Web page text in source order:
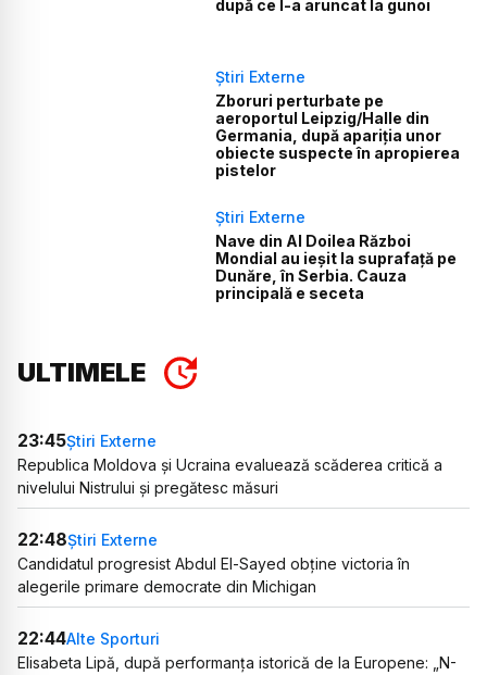
după ce l-a aruncat la gunoi
Știri Externe
Zboruri perturbate pe
aeroportul Leipzig/Halle din
Germania, după apariția unor
obiecte suspecte în apropierea
pistelor
Știri Externe
Nave din Al Doilea Război
Mondial au ieșit la suprafață pe
Dunăre, în Serbia. Cauza
principală e seceta
ULTIMELE
23:45Știri Externe
Republica Moldova și Ucraina evaluează scăderea critică a
nivelului Nistrului și pregătesc măsuri
22:48Știri Externe
Candidatul progresist Abdul El-Sayed obține victoria în
alegerile primare democrate din Michigan
22:44Alte Sporturi
Elisabeta Lipă, după performanța istorică de la Europene: „N-